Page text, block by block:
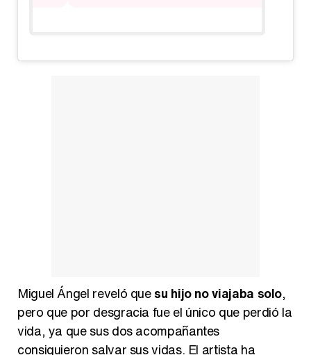
Miguel Ángel reveló quesu hijo no viajaba solo,
pero que por desgracia fue el único que perdió la
vida, ya que sus dos acompañantes
consiguieron salvar sus vidas. El artista ha